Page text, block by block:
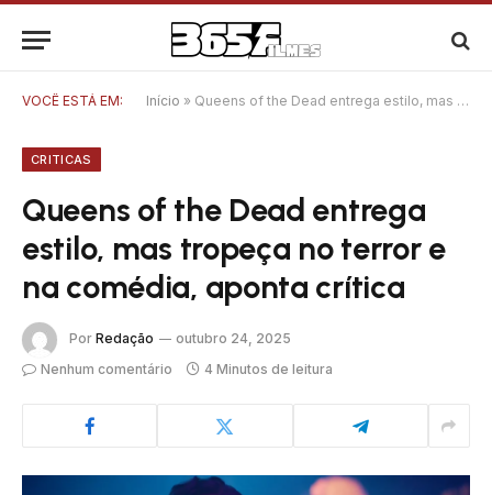
VOCÊ ESTÁ EM: Início » Queens of the Dead entrega estilo, mas tropeça no terror e na comédia, aponta crítica
CRITICAS
Queens of the Dead entrega
estilo, mas tropeça no terror e
na comédia, aponta crítica
Por Redação
outubro 24, 2025
Nenhum comentário
4 Minutos de leitura